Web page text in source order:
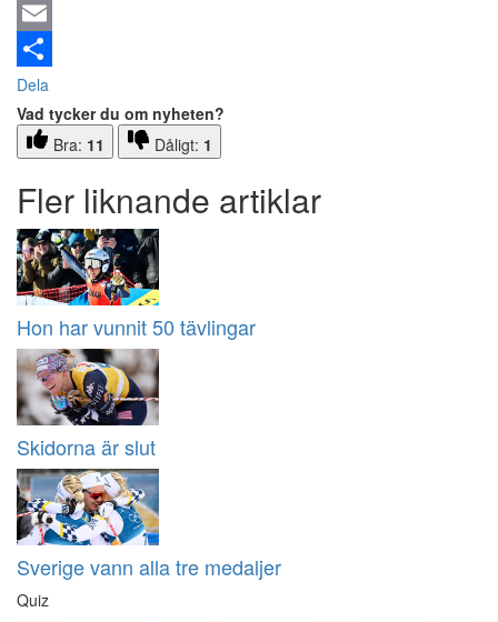
Email
Dela
Vad tycker du om nyheten?
Bra: 11 Dåligt: 1
Fler liknande artiklar
Hon har vunnit 50 tävlingar
Skidorna är slut
Sverige vann alla tre medaljer
Quiz